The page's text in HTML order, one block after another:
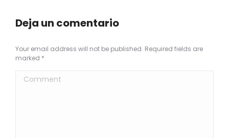
Deja un comentario
Your email address will not be published. Required fields are
marked *
Comment